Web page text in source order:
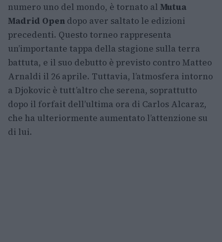
numero uno del mondo, è tornato al Mutua
Madrid Open dopo aver saltato le edizioni
precedenti. Questo torneo rappresenta
un’importante tappa della stagione sulla terra
battuta, e il suo debutto è previsto contro Matteo
Arnaldi il 26 aprile. Tuttavia, l’atmosfera intorno
a Djokovic è tutt’altro che serena, soprattutto
dopo il forfait dell’ultima ora di Carlos Alcaraz,
che ha ulteriormente aumentato l’attenzione su
di lui.